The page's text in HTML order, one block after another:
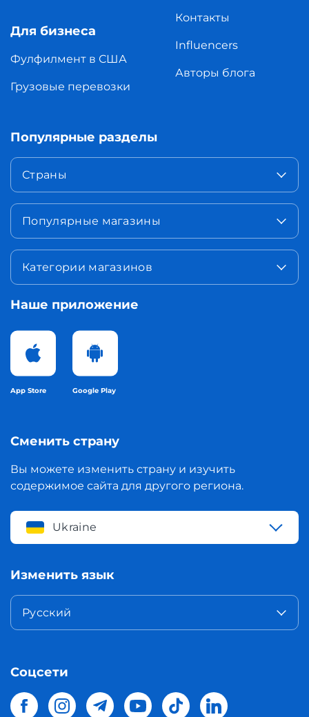
Для бизнеса
Фулфилмент в США
Грузовые перевозки
Контакты
Influencers
Авторы блога
Популярные разделы
Страны
Популярные магазины
Категории магазинов
Наше приложение
App Store Google Play
Сменить страну
Вы можете изменить страну и изучить
содержимое сайта для другого региона.
Ukraine
Изменить язык
Русский
Соцсети